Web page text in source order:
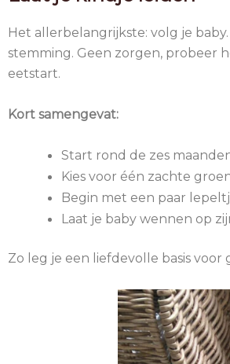
Het allerbelangrijkste: volg je
stemming. Geen zorgen, probeer
eetstart.
Kort samengevat:
Start rond de zes
Kies voor één zachte
Begin met een paar
Laat je baby wennen op
Zo leg je een liefdevolle basis